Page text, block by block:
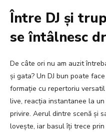
Între DJ și
se întâlnesc
De câte ori nu am auzit
și gata? Un DJ bun poate
formație cu repertoriu
live, reacția instantanee la
privire. Aerul dintre scenă și
lovește, iar basul îți trece prin